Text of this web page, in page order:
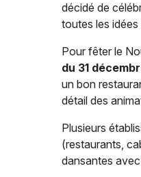
décidé de
toutes les
Pour fêter le
du 31
un bon
détail des
Plusieurs
(restaurants,
dansantes